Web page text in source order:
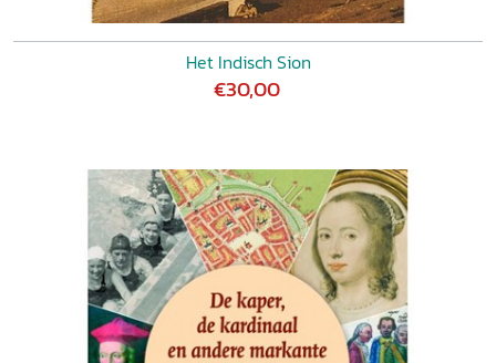
Het Indisch Sion
€30,00